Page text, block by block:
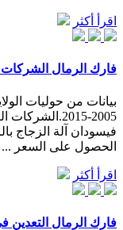
اقرأ أكثر
فارك الرمال الشركات
بيانات من حوليات
2005-
فيسودان آلة الزجاج
الحصول على السعر ...
اقرأ أكثر
فارك الرمال التعدين